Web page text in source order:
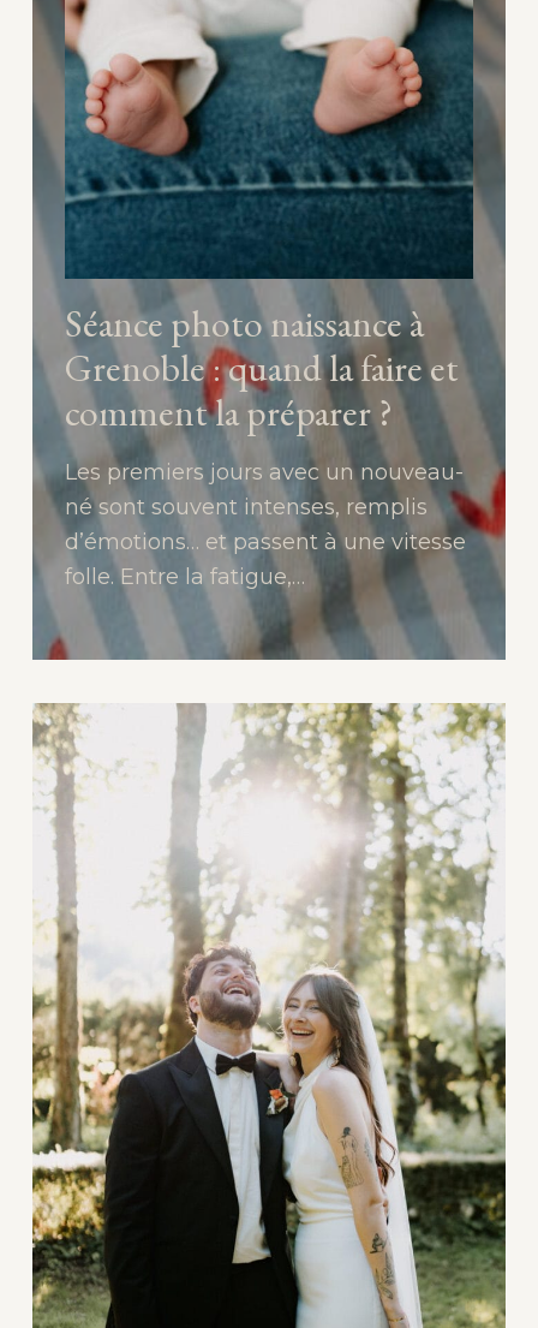
Séance photo naissance à
Grenoble : quand la faire et
comment la préparer ?
Les premiers jours avec un nouveau-
né sont souvent intenses, remplis
d’émotions… et passent à une vitesse
folle. Entre la fatigue,…